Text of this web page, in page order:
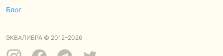
Блог
ЭКВАЛИБРА © 2012–2026